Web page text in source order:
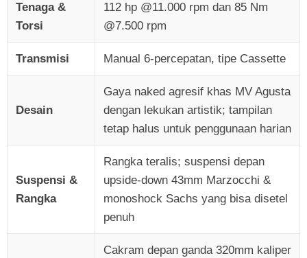
Tenaga &
Torsi
112 hp @11.000 rpm dan 85 Nm
@7.500 rpm
Transmisi Manual 6-percepatan, tipe Cassette
Desain
Gaya naked agresif khas MV Agusta
dengan lekukan artistik; tampilan
tetap halus untuk penggunaan harian
Suspensi &
Rangka
Rangka teralis; suspensi depan
upside-down 43mm Marzocchi &
monoshock Sachs yang bisa disetel
penuh
Cakram depan ganda 320mm kaliper